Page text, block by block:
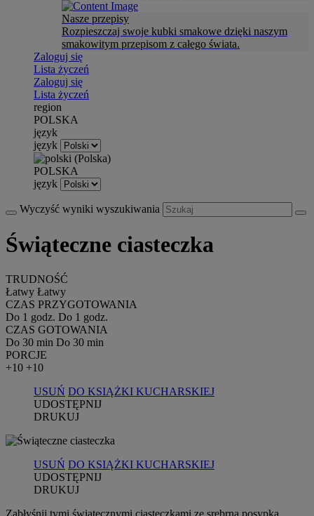
Nasze przepisy
Rozpieszczaj swoje kubki smakowe dzięki naszym
smakowitym przepisom z całego świata.
Zaloguj się
Lista życzeń
Zaloguj się
Lista życzeń
region
POLSKA
język
język
POLSKA
język
Wyczyść wyniki wyszukiwania
Świąteczne ciasteczka
TRUDNOŚĆ
Łatwy Łatwy
CZAS PRZYGOTOWANIA
Do 1 godz. Do 1 godz.
CZAS GOTOWANIA
Do 30 min Do 30 min
PORCJE
+10 +10
USUŃ DO KSIĄŻKI KUCHARSKIEJ
UDOSTĘPNIJ
DRUKUJ
USUŃ DO KSIĄŻKI KUCHARSKIEJ
UDOSTĘPNIJ
DRUKUJ
Zabłyśnij tymi świątecznymi ciasteczkami ze srebrną posypką.